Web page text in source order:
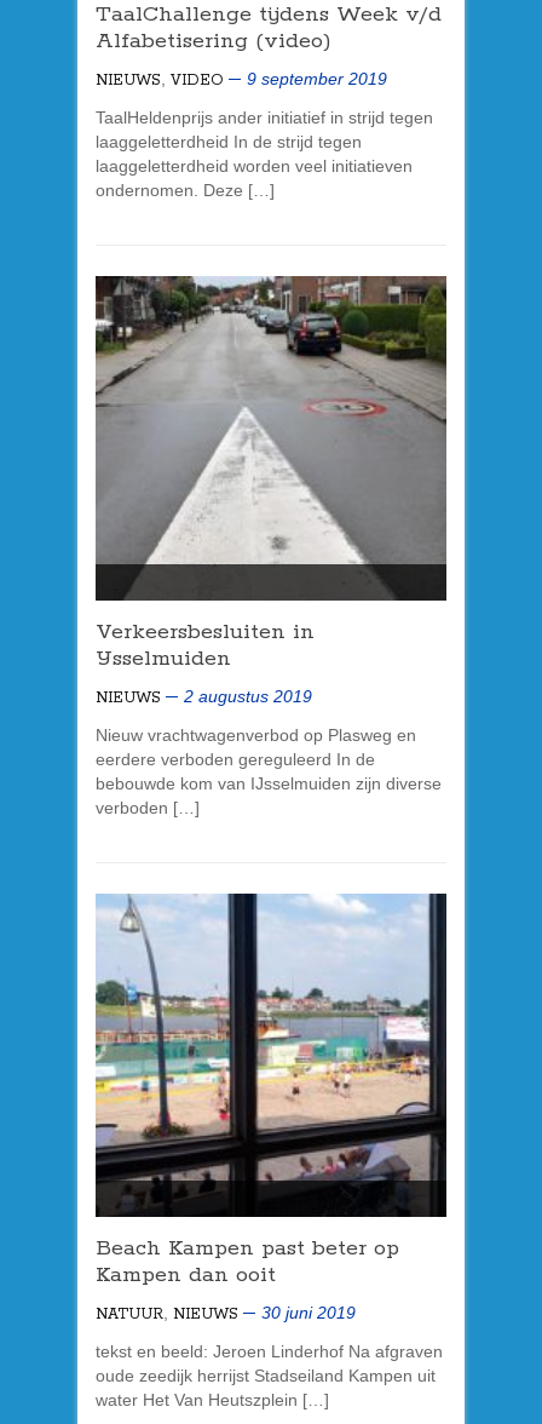
TaalChallenge tijdens Week v/d
Alfabetisering (video)
NIEUWS VIDEO
9 september 2019
TaalHeldenprijs ander initiatief in strijd tegen
laaggeletterdheid In de strijd tegen
laaggeletterdheid worden veel initiatieven
ondernomen. Deze […]
Verkeersbesluiten in
IJsselmuiden
NIEUWS
2 augustus 2019
Nieuw vrachtwagenverbod op Plasweg en
eerdere verboden gereguleerd In de
bebouwde kom van IJsselmuiden zijn diverse
verboden […]
Beach Kampen past beter op
Kampen dan ooit
NATUUR, NIEUWS
30 juni 2019
tekst en beeld: Jeroen Linderhof Na afgraven
oude zeedijk herrijst Stadseiland Kampen uit
water Het Van Heutszplein […]